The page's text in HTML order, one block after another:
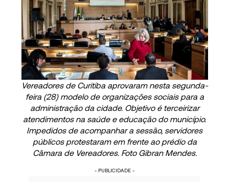
Vereadores de Curitiba aprovaram nesta segunda-
feira (28) modelo de organizações sociais para a
administração da cidade. Objetivo é terceirizar
atendimentos na saúde e educação do município.
Impedidos de acompanhar a sessão, servidores
públicos protestaram em frente ao prédio da
Câmara de Vereadores. Foto Gibran Mendes.
- PUBLICIDADE -